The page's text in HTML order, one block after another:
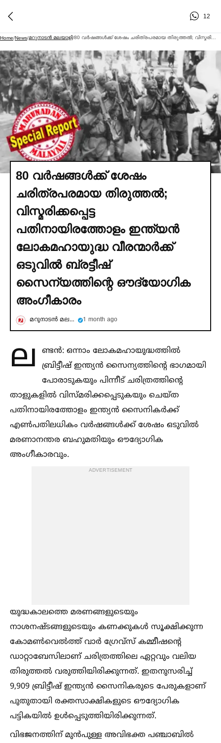
12
Home/News/മറുനാടന്‍ മലയാളി/
80 വര്‍ഷങ്ങള്‍ക്ക് ശേഷം
ചരിത്രപരമായ തിരുത്തല്‍;
വിസ്മരിക്കപ്പെട്ട
പതിനായിരത്തോളം ഇന്ത്യന്‍
ലോകമഹായുദ്ധ വീരന്മാര്‍ക്ക്
ഒടുവില്‍ ബ്രട്ടീഷ്
സൈന്യത്തിന്റെ ഔദ്യോഗിക
അംഗീകാരം
മറുനാടന്‍ മലയാളി 1 month ago
ല
ണ്ടന്‍: ഒന്നാം ലോകമഹായുദ്ധത്തില്‍
ബ്രിട്ടീഷ് ഇന്ത്യന്‍ സൈന്യത്തിന്റെ ഭാഗമായി
പോരാടുകയും പിന്നീട് ചരിത്രത്തിന്റെ
താളുകളില്‍ വിസ്മരിക്കപ്പെടുകയും ചെയ്ത
പതിനായിരത്തോളം ഇന്ത്യന്‍ സൈനികര്‍ക്ക്
എണ്‍പതിലധികം വര്‍ഷങ്ങള്‍ക്ക് ശേഷം ഒടുവില്‍
മരണാനന്തര ബഹുമതിയും ഔദ്യോഗിക
അംഗീകാരവും.
ADVERTISEMENT
യുദ്ധകാലത്തെ മരണങ്ങളുടെയും
നാശനഷ്ടങ്ങളുടെയും കണക്കുകള്‍ സൂക്ഷിക്കുന്ന
കോമണ്‍വെല്‍ത്ത് വാര്‍ ഗ്രേവ്സ് കമ്മീഷന്റെ
ഡാറ്റാബേസിലാണ് ചരിത്രത്തിലെ ഏറ്റവും വലിയ
തിരുത്തല്‍ വരുത്തിയിരിക്കുന്നത്. ഇതനുസരിച്ച്‌
9,909 ബ്രിട്ടീഷ് ഇന്ത്യന്‍ സൈനികരുടെ പേരുകളാണ്
പുതുതായി രക്തസാക്ഷികളുടെ ഔദ്യോഗിക
പട്ടികയില്‍ ഉള്‍പ്പെടുത്തിയിരിക്കുന്നത്.
വിഭജനത്തിന് മുന്‍പുള്ള അവിഭക്ത പഞ്ചാബില്‍